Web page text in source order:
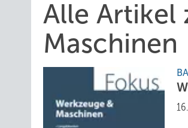
Alle Artikel
Maschinen